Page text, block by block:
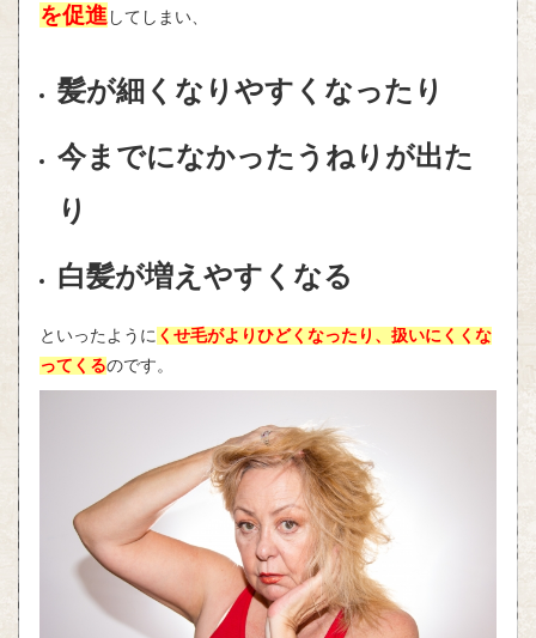
を促進 してしまい、
髪が細くなりやすくなったり
今までになかったうねりが出た
り
白髪が増えやすくなる
といったように くせ毛がよりひどくなったり、扱いにくくな
ってくるのです。